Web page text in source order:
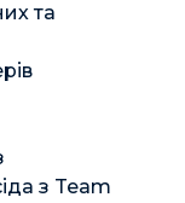
та
з Team